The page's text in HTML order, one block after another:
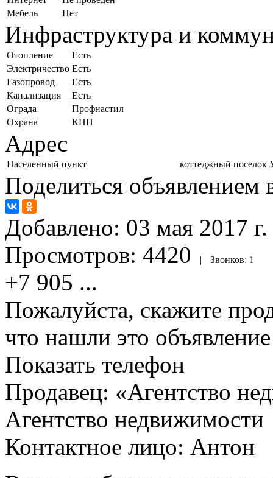
Мебель
Нет
Инфраструктура и
Отопление
Есть
Электричество Есть
Газопровод
Есть
Канализация
Есть
Ограда
Профнастил
Охрана
КПП
Адрес
Населенный пункт коттеджный поселок
Поделиться объявлением
Добавлено: 03 мая 2017 г.
Просмотров: 4420 | Звонков: 1
+7 905 ...
Пожалуйста, скажите
что нашли это
Показать телефон
Продавец: «Агентство
Агентство недвижимости
Контактное лицо: Антон